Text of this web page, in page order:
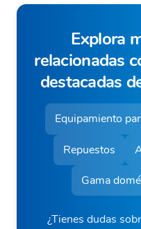
Explora
relacionadas
destacadas
Equipamiento
Repuestos
Gama
¿Tienes dudas